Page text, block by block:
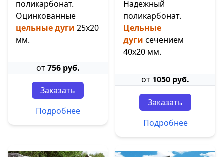
поликарбонат.
Оцинкованные
цельные дуги 25х20
мм.
от756 руб.
Заказать
Подробнее
Надежный
поликарбонат.
Цельные
дуги сечением
40х20 мм.
от 1050 руб.
Заказать
Подробнее